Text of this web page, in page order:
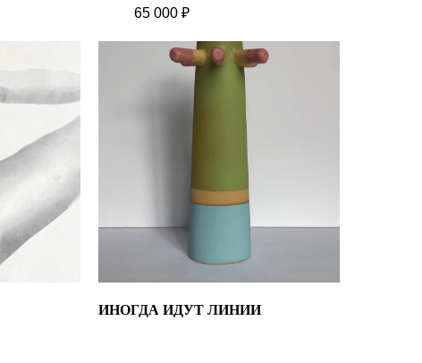
65 000 ₽
ИНОГДА ИДУТ ЛИНИИ